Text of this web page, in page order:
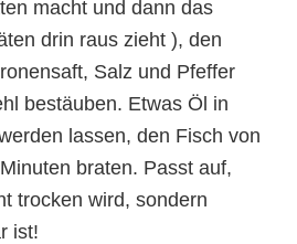
macht und dann das
drin raus zieht ), den
Salz und Pfeffer
bestäuben. Etwas Öl in
lassen, den Fisch von
braten. Passt auf,
trocken wird, sondern
ist!